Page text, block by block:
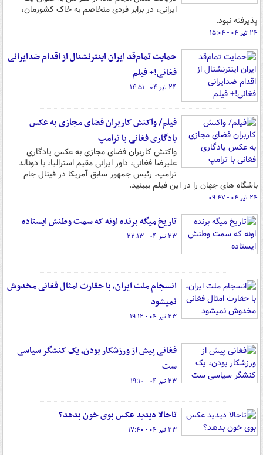
ایرانی، در برابر فردی متخاصم به خاک کشورمان،
پذیرفته نبود.
۲۴ تیر ۰۴ - ۱۵:۰۴
حمایت تمام‌قد ایران اینترنشنال از اقدام ضدایرانی
فغانی!+ فیلم
۲۴ تیر ۰۴ - ۱۴:۵۱
فیلم/ واکنش کاربران فضای مجازی به عکس
یادگاری فغانی با ترامپ
واکنش کاربران فضای مجازی به عکس یادگاری
علیرضا فغانی، داور ایرانی مقیم استرالیا، با دونالد
ترامپ، رئیس جمهور سابق آمریکا در فینال جام
باشگاه های جهان را در این فیلم بببنید.
۲۴ تیر ۰۴ - ۰۹:۴۷
تاریخ میگه برنده اونه که سمت وطنش ایستاده
۲۳ تیر ۰۴ - ۲۲:۱۳
انسجام ملت ایران، با حقارت امثال فغانی مخدوش
نمیشود
۲۳ تیر ۰۴ - ۱۹:۱۲
فغانی پیش از ورزشکار بودن، یک کنشگر سیاسی
ست
۲۳ تیر ۰۴ - ۱۹:۱۰
تاحالا دیدید عکس بوی خون بدهد؟
۲۳ تیر ۰۴ - ۱۷:۴۰